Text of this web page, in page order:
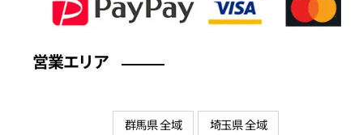
営業エリア
群馬県 全域 埼玉県 全域